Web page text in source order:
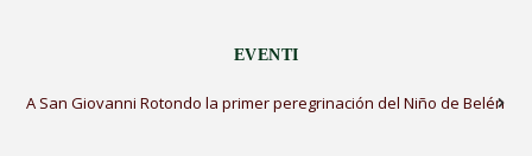
EVENTI
A San Giovanni Rotondo la primer peregrinación del Niño de Belén